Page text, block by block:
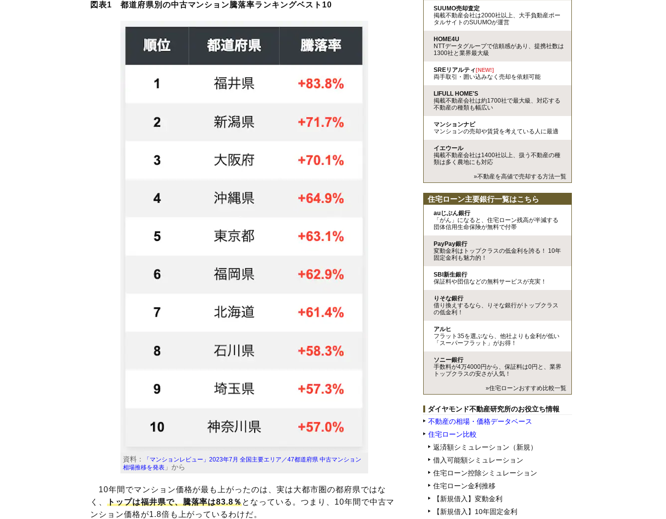
図表1 都道府県別の中古マンション騰落率ランキングベスト10
資料：
「マンションレビュー」2023年7月 全国主要エリア／47都道府県 中古マンション
相場推移を発表」から
10年間でマンション価格が最も上がったのは、実は大都市圏の都府県ではな
く、 トップは福井県で、騰落率は83.8％となっている。つまり、10年間で中古マ
ンション価格が1.8倍も上がっているわけだ。
SUUMO売却査定
掲載不動産会社は2000社以上、大手負動産ポー
タルサイトのSUUMOが運営
HOME4U
NTTデータグループで信頼感があり、提携社数は
1300社と業界最大級
SREリアルティ[NEW!]
両手取引・囲い込みなく売却を依頼可能
LIFULL HOME'S
掲載不動産会社は約1700社で最大級、対応する
不動産の種類も幅広い
マンションナビ
マンションの売却や賃貸を考えている人に最適
イエウール
掲載不動産会社は1400社以上、扱う不動産の種
類は多く農地にも対応
»不動産を高値で売却する方法一覧
住宅ローン主要銀行一覧はこちら
auじぶん銀行
「がん」になると、住宅ローン残高が半減する
団体信用生命保険が無料で付帯
PayPay銀行
変動金利はトップクラスの低金利を誇る！ 10年
固定金利も魅力的！
SBI新生銀行
保証料や団信などの無料サービスが充実！
りそな銀行
借り換えするなら、りそな銀行がトップクラス
の低金利！
アルヒ
フラット35を選ぶなら、他社よりも金利が低い
「スーパーフラット」がお得！
ソニー銀行
手数料が4万4000円から、保証料は0円と、業界
トップクラスの安さが人気！
»住宅ローンおすすめ比較一覧
ダイヤモンド不動産研究所のお役立ち情報
不動産の相場・価格データベース
住宅ローン比較
返済額シミュレーション（新規）
借入可能額シミュレーション
住宅ローン控除シミュレーション
住宅ローン金利推移
【新規借入】変動金利
【新規借入】10年固定金利